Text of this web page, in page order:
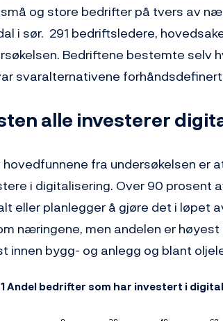
og store bedrifter på tvers av
i sør. 291 bedriftsledere,
Bedriftene bestemte selv
svaralternativene
alle investerer
hovedfunnene fra undersøkelsen er
i digitalisering. Over 90 prosent
eller planlegger å gjøre det i løpet
næringene, men andelen er
innen bygg- og anlegg og blant
Andel bedrifter som har investert i